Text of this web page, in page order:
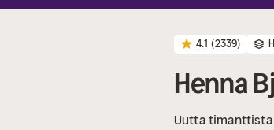
4.1 (2339)
Henna
Uutta